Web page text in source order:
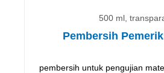
500 ml,
Pembersih
pembersih untuk pengujian